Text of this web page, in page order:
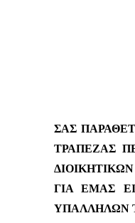
ΣΑΣ
ΤΡΑΠΕΖΑΣ
ΓΙΑ ΕΜΑΣ
ΥΠΑΛΛΗΛΩΝ